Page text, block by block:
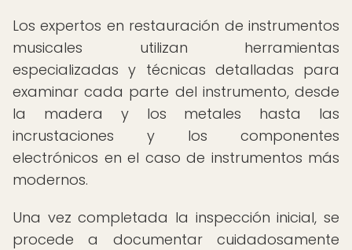
Los expertos en restauración de instrumentos
musicales utilizan herramientas
especializadas y técnicas detalladas para
examinar cada parte del instrumento, desde
la madera y los metales hasta las
incrustaciones y los componentes
electrónicos en el caso de instrumentos más
modernos.
Una vez completada la inspección inicial, se
procede a documentar cuidadosamente